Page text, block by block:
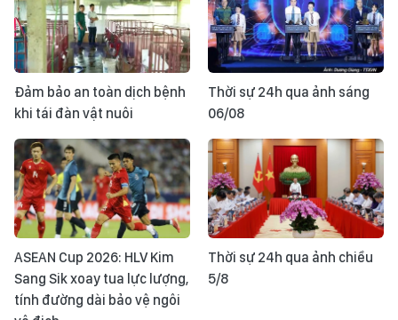
Đảm bảo an toàn dịch bệnh
khi tái đàn vật nuôi
Thời sự 24h qua ảnh sáng
06/08
ASEAN Cup 2026: HLV Kim
Sang Sik xoay tua lực lượng,
tính đường dài bảo vệ ngôi
Thời sự 24h qua ảnh chiều
5/8